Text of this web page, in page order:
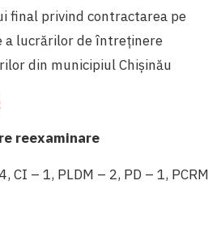
final privind contractarea pe
a lucrărilor de întreţinere
din municipiul Chişinău
reexaminare
CI – 1, PLDM – 2, PD – 1, PCRM